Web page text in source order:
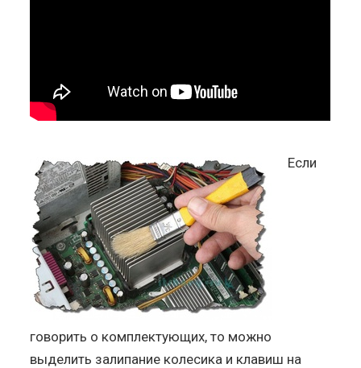
Если
говорить о комплектующих, то можно
выделить залипание колесика и клавиш на